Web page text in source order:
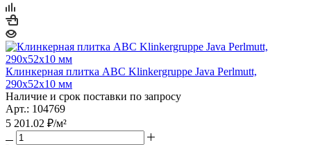
Клинкерная плитка ABC Klinkergruppe Java Perlmutt,
290х52х10 мм
Наличие и срок поставки по запросу
Арт.: 104769
5 201.02 ₽/м²